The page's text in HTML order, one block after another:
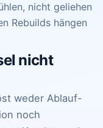
nicht geliehen
Rebuilds hängen
nicht
weder Ablauf-
noch